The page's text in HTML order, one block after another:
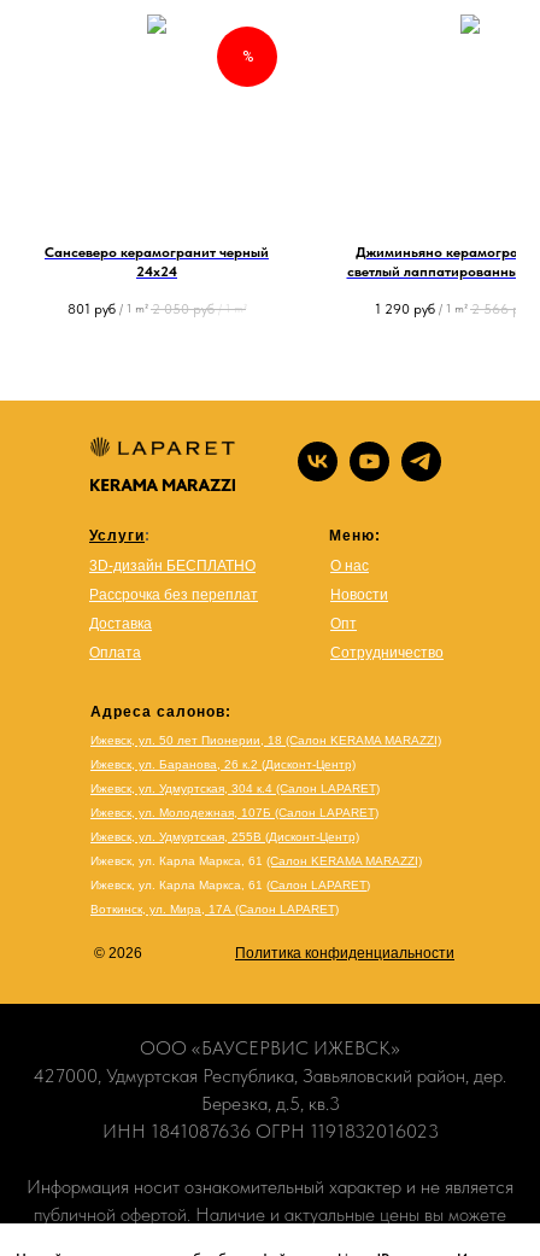
%
Сансеверо керамогранит черный
24х24
801 руб / 1 m² 2 050 руб / 1 m²
Джиминьяно
светлый лаппатированный
1 290 руб / 1 m² 2 566 руб
Услуги:
3D-дизайн БЕСПЛАТНО
Рассрочка без переплат
Доставка
Оплата
Меню:
О нас
Новости
Опт
Сотрудничество
Адреса салонов:
Ижевск, ул. 50 лет Пионерии, 18 (Салон KERAMA MARAZZI)
Ижевск, ул. Баранова, 26 к.2 (Дисконт-Центр)
Ижевск, ул. Удмуртская, 304 к.4 (Салон LAPARET)
Ижевск, ул. Молодежная, 107Б (Салон LAPARET)
Ижевск, ул. Удмуртская, 255В (Дисконт-Центр)
Ижевск, ул. Карла Маркса, 61 (Салон KERAMA MARAZZI)
Ижевск, ул. Карла Маркса, 61 (Салон LAPARET)
Воткинск, ул. Мира, 17А (Салон LAPARET)
© 2026 Политика конфиденциальности
ООО «БАУСЕРВИС ИЖЕВСК»
427000, Удмуртская Республика, Завьяловский район, дер.
Березка, д.5, кв.3
ИНН 1841087636 ОГРН 1191832016023
Информация носит ознакомительный характер и не является
публичной офертой. Наличие и актуальные цены вы можете